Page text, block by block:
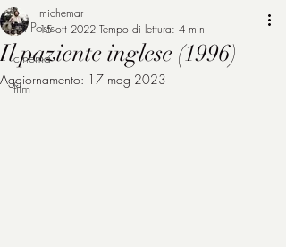
All Posts
cinema
film
Il paziente inglese (1996)
michemar
15 ott 2022 Tempo di lettura: 4 min
Aggiornamento: 17 mag 2023